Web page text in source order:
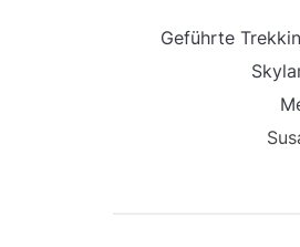
Geführte